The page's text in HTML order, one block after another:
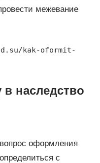
межевание
kak-oformit-
наследство
оформления
с